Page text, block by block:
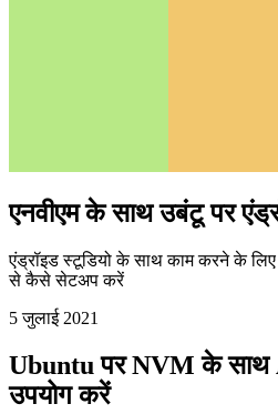
एनवीएम के साथ उबंटू पर
एंड्रॉइड स्टूडियो के साथ काम करने के लिए
5 जुलाई 2021